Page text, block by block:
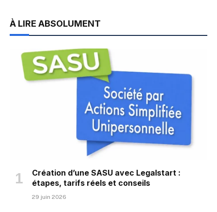
À LIRE ABSOLUMENT
Création d’une SASU avec Legalstart :
étapes, tarifs réels et conseils
29 juin 2026